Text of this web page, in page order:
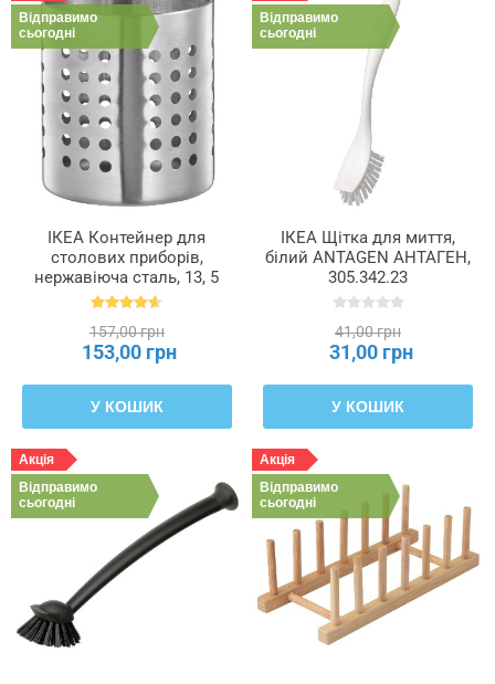
Відправимо
сьогодні
ІКЕА Контейнер для
столових приборів,
нержавіюча сталь, 13, 5
см ORDNING ОРДНИНГ,
157,00 грн
153,00 грн
У КОШИК
Відправимо
сьогодні
ІКЕА Щітка для миття,
білий ANTAGEN АНТАГЕН,
305.342.23
41,00 грн
31,00 грн
У КОШИК
Акція
Відправимо
сьогодні
Акція
Відправимо
сьогодні